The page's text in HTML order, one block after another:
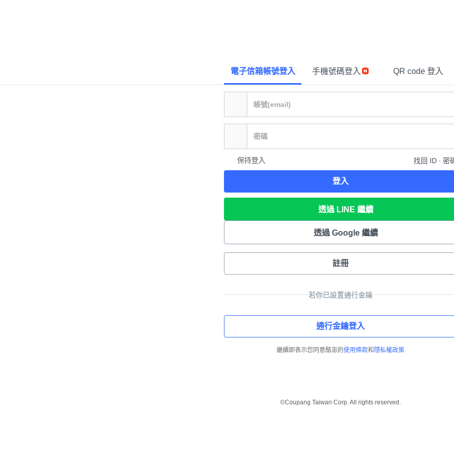
電子信箱帳號登入 手機號碼登入 QR code 登入
保持登入 找回 ID ∙ 密
登入
透過 LINE 繼續
透過 Google 繼續
註冊
若你已設置通行金鑰
通行金鑰登入
繼續即表示您同意酷澎的使用條款和 隱私權政策
©Coupang Taiwan Corp. All rights reserved.